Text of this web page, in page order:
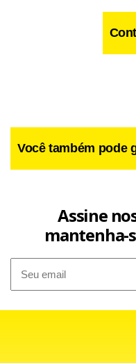
Facebook
Você também pode
Assine
mantenha-